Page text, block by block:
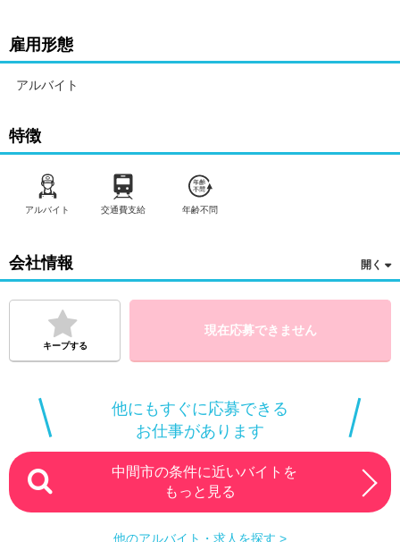
す。
【報酬額詳細】※消費税抜き
●完全出来高制●
・個別訪問(対面) 1件：4，286円〜5，239円
・遠隔面談 1件：1，500円〜1，691円
・メール支援 1件：500円
※交通費・電話代は弊社負担。その他、支援内容により細則あ
り。
事業所一括面談（対面・遠隔）／9:00〜17:00
個別面談（対面）／9:00〜18:00の間
個別面談（遠隔）・電話支援／9:00〜21:00の間
その他、報告書作成やICTメール支援、保健指導対象者様とのア
ポイント取得のための架電等の時間が発生します。
---------------------------------------------------------
【WORKGATE職種検索カテゴリー】
導員 > 保健指導・特定保健指導員
【WORKGATEアピールポイント】
交通費別途支給 年齢不問 リモート面接OK ダブルワーク可
40代活躍中 50代活躍中 扶養控除内 研修制度充実 大企業/
大手企業 主婦（主夫）歓迎
雇用形態
アルバイト
特徴
アルバイト 交通費支給 年齢不問
会社情報
キープする
現在応募できません
他にもすぐに応募できる
お仕事があります
中間市の条件に近いバイトを
もっと見る
他のアルバイト・求人を探す >